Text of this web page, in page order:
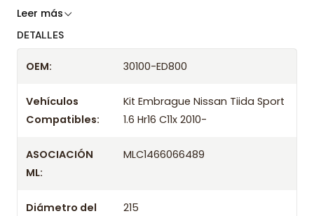
Somos especialistas en embragues desde 2019,
tienda previo correo de confirmación.
Leer más
DETALLES
OEM: 30100-ED800
Vehículos
Compatibles:
Kit Embrague Nissan Tiida Sport
1.6 Hr16 C11x 2010-
ASOCIACIÓN
ML:
MLC1466066489
Diámetro del
215